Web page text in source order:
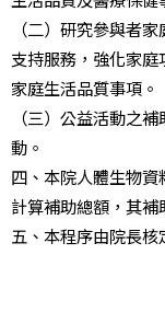
（二）研究參與者
支持服務，強化家
家庭生活品質事項。
（三）公益活動之
動。
四、本院人體生物
計算補助總額，其補
五、本程序由院長核